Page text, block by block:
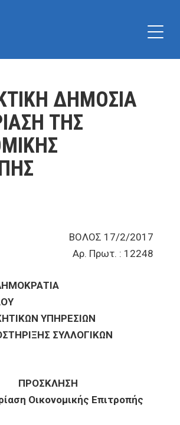
ΔΗΜΟΣΙΑ
ΤΗΣ
ΒΟΛΟΣ 17/2/2017
Αρ. Πρωτ. : 12248
ΥΠΗΡΕΣΙΩΝ
ΣΥΛΛΟΓΙΚΩΝ
ΠΡΟΣΚΛΗΣΗ
Οικονομικής Επιτροπής